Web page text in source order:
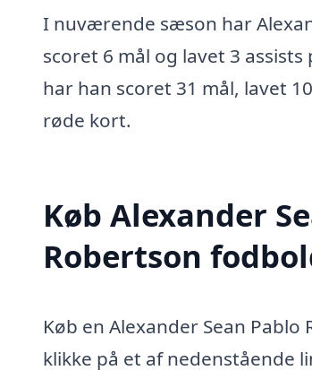
I nuværende sæson har
scoret 6 mål og lavet 3
har han scoret 31 mål, lavet
røde kort.
Køb Alexander
Robertson
Køb en Alexander Sean
klikke på et af nedenstående